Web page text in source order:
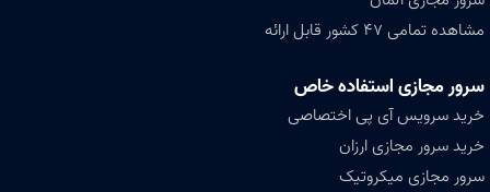
مشاهده تمامی ۴۷ کشور قابل ارائه
سرور مجازی استفاده خاص
خرید سرویس آی پی اختصاصی
خرید سرور مجازی ارزان
سرور مجازی میکروتیک